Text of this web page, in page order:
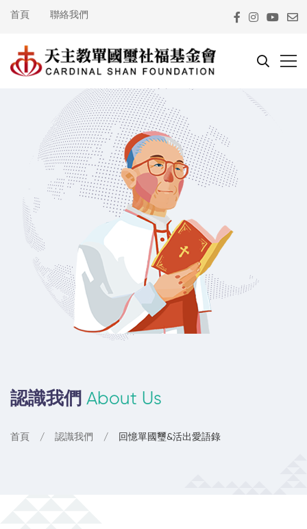
首頁 聯絡我們
認識我們 About Us
首頁 認識我們 回憶單國璽&活出愛語錄